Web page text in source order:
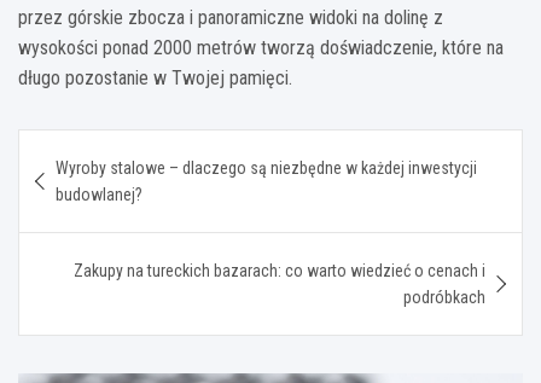
przez górskie zbocza i panoramiczne widoki na dolinę z
wysokości ponad 2000 metrów tworzą doświadczenie, które na
długo pozostanie w Twojej pamięci.
wpisu
Wyroby stalowe – dlaczego są niezbędne w każdej inwestycji
budowlanej?
Zakupy na tureckich bazarach: co warto wiedzieć o cenach i
podróbkach